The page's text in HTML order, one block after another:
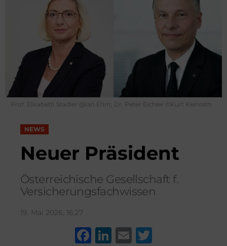
Prof. Elisabeth Stadler @Ian Ehm; Dr. Peter Eichler ©Kurt Keinrath
NEWS
Neuer Präsident
Österreichische Gesellschaft f.
Versicherungsfachwissen
19. Mai 2026, 16:27
F
Li
E